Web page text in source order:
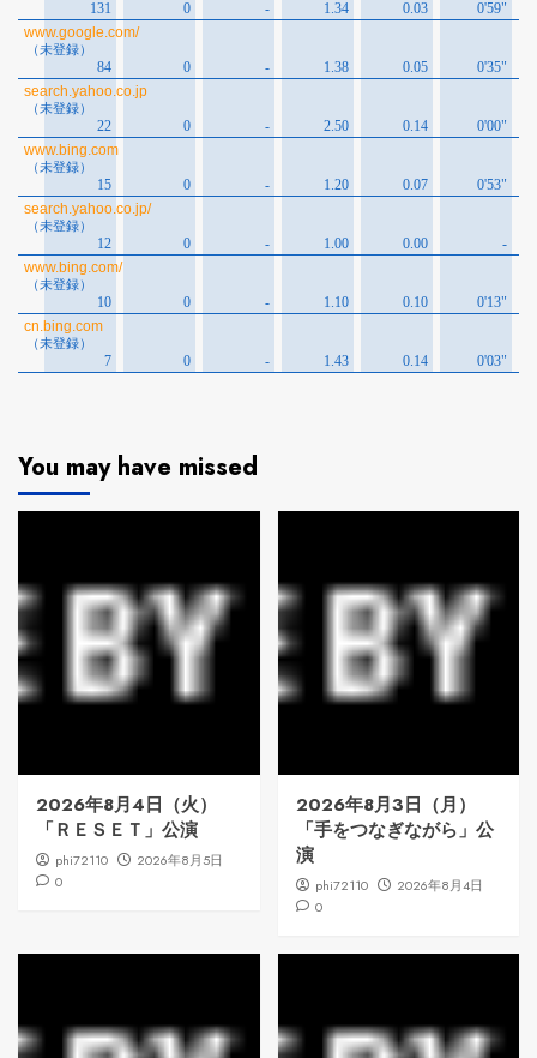
You may have missed
2026年8月4日（火）
「ＲＥＳＥＴ」公演
phi72110
2026年8月5日
0
2026年8月3日（月）
「手をつなぎながら」公
演
phi72110
2026年8月4日
0